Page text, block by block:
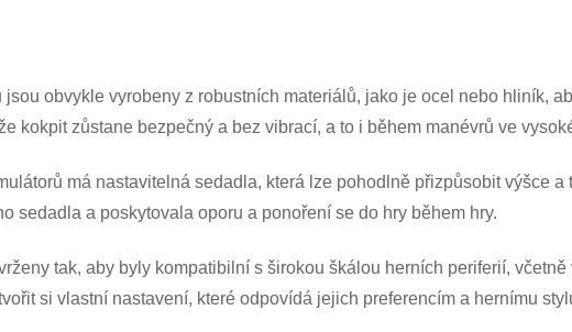
obvykle vyrobeny z robustních materiálů, jako je ocel nebo hliník,
kokpit zůstane bezpečný a bez vibrací, a to i během manévrů ve
má nastavitelná sedadla, která lze pohodlně přizpůsobit výšce
sedadla a poskytovala oporu a ponoření se do hry během hry.
tak, aby byly kompatibilní s širokou škálou herních periferií,
si vlastní nastavení, které odpovídá jejich preferencím a hernímu
×
ODESLAT ŽÁDOST